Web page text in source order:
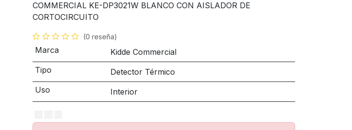
COMMERCIAL KE-DP3021W BLANCO CON AISLADOR DE
CORTOCIRCUITO
(0 reseña)
Marca
Kidde Commercial
Tipo
Detector Térmico
Uso
Interior